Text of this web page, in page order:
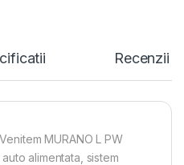
Recenzii
MURANO L PW
alimentata, sistem